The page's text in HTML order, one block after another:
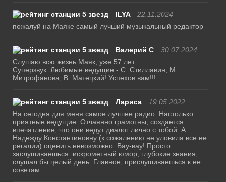
ILYA
22.11.2024
пожалуй на Маяке самый лучший музыкальный редактор
Валерий С
30.07.2024
Слушаю всю жизнь Маяк, уже 57 лет.
Суперзвук. Любимые ведущие - С. Стиллавин, М.
Митрофанова, В. Матецкий! Успехов вам!!!
Лариса
19.05.2022
На сегодня для меня самое лучшее радио. Настолько
приятные ведущие. Отчаянно грамотны, создается
впечатление, что они ведут диалог лично с тобой. А
Надежду Константиновну (к сожалению не уловила все ее
регалии) оценить невозможно. Вау-вау! Просто
заслушиваешься: искрометный юмор, глубокие знания,
слушал бы целый день. Главное, прислушиваешься к ее
советам.